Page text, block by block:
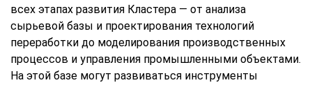
всех этапах развития Кластера — от анализа
сырьевой базы и проектирования технологий
переработки до моделирования производственных
процессов и управления промышленными объектами.
На этой базе могут развиваться инструменты